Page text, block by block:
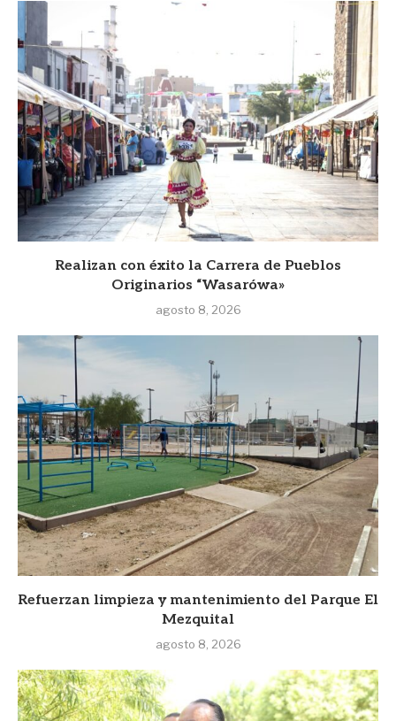
Realizan con éxito la Carrera de Pueblos
Originarios “Wasarówa»
agosto 8, 2026
Refuerzan limpieza y mantenimiento del Parque El
Mezquital
agosto 8, 2026